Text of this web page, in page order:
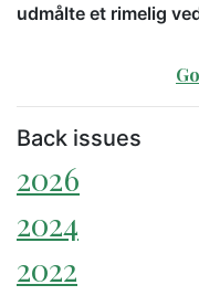
udmålte et rimelig
Back issues
2026
2024
2022